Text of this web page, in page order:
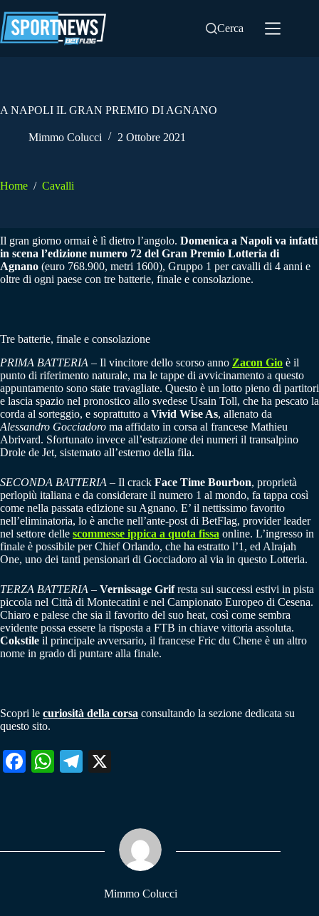
al
contenuto
Cerca
A NAPOLI IL GRAN PREMIO DI AGNANO
Mimmo Colucci 2 Ottobre 2021
Home / Cavalli
Il gran giorno ormai è lì dietro l’angolo. Domenica a Napoli va infatti
in scena l’edizione numero 72 del Gran Premio Lotteria di
Agnano (euro 768.900, metri 1600), Gruppo 1 per cavalli di 4 anni e
oltre di ogni paese con tre batterie, finale e consolazione.
Tre batterie, finale e consolazione
PRIMA BATTERIA – Il vincitore dello scorso anno Zacon Gio è il
punto di riferimento naturale, ma le tappe di avvicinamento a questo
appuntamento sono state travagliate. Questo è un lotto pieno di partitori
e lascia spazio nel pronostico allo svedese Usain Toll, che ha pescato la
corda al sorteggio, e soprattutto a Vivid Wise As, allenato da
Alessandro Gocciadoro ma affidato in corsa al francese Mathieu
Abrivard. Sfortunato invece all’estrazione dei numeri il transalpino
Drole de Jet, sistemato all’esterno della fila.
SECONDA BATTERIA – Il crack Face Time Bourbon, proprietà
perlopiù italiana e da considerare il numero 1 al mondo, fa tappa così
come nella passata edizione su Agnano. E’ il nettissimo favorito
nell’eliminatoria, lo è anche nell’ante-post di BetFlag, provider leader
nel settore delle scommesse ippica a quota fissa online. L’ingresso in
finale è possibile per Chief Orlando, che ha estratto l’1, ed Alrajah
One, uno dei tanti pensionari di Gocciadoro al via in questo Lotteria.
TERZA BATTERIA – Vernissage Grifresta sui successi estivi in pista
piccola nel Città di Montecatini e nel Campionato Europeo di Cesena.
Chiaro e palese che sia il favorito del suo heat, così come sembra
evidente possa essere la risposta a FTB in chiave vittoria assoluta.
Cokstile il principale avversario, il francese Fric du Chene è un altro
nome in grado di puntare alla finale.
Scopri le curiosità della corsa consultando la sezione dedicata su
questo sito.
Fa W
pp
Te
m
Mimmo Colucci